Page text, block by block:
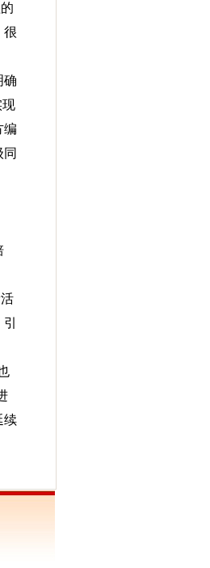
很
确
现
编
续